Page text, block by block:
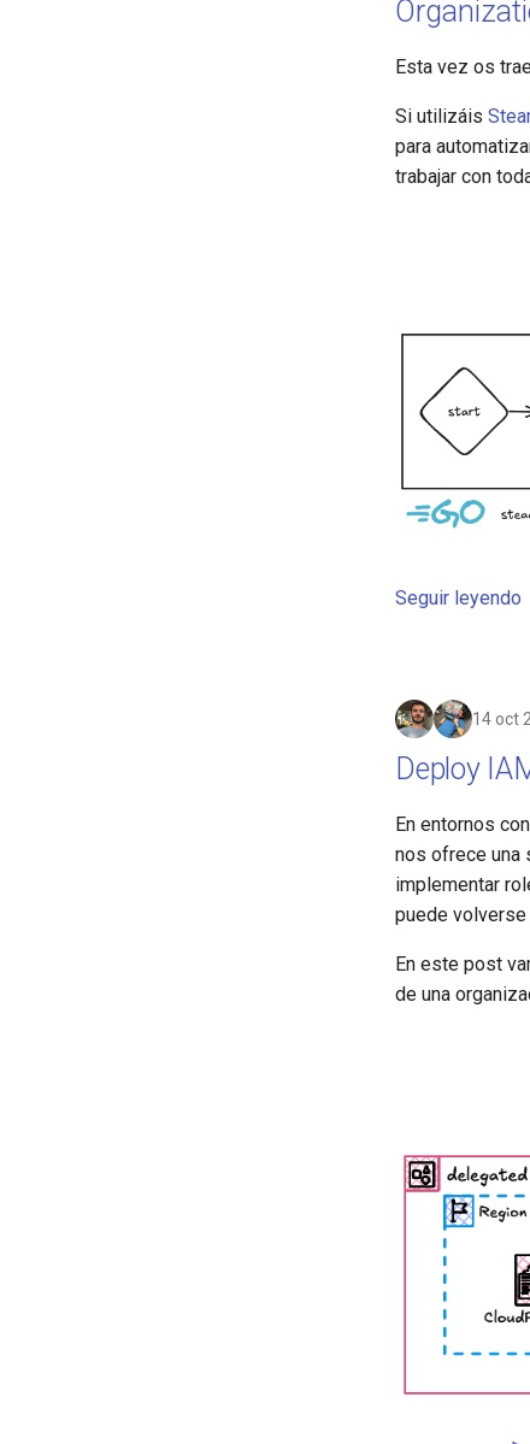
Esta vez os
Si utilizáis
para
trabajar con
Seguir leyendo
14 oct
Deploy
En entornos
nos ofrece una
implementar
puede volverse
En este post
de una